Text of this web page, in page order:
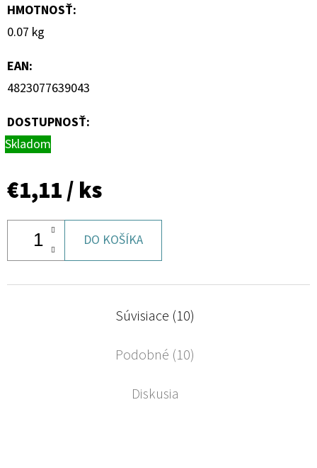
HMOTNOSŤ:
0.07 kg
EAN:
4823077639043
DOSTUPNOSŤ:
Skladom
€1,11/ ks
DO KOŠÍKA
Súvisiace (10)
Podobné (10)
Diskusia